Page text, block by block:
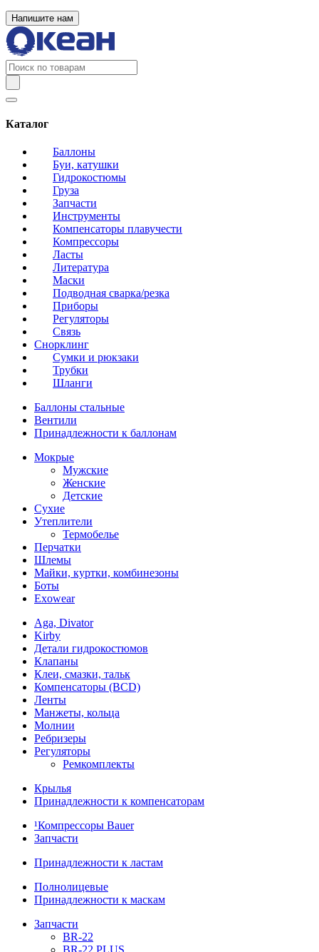
Напишите нам
Каталог
Баллоны
Буи, катушки
Гидрокостюмы
Груза
Запчасти
Инструменты
Компенсаторы плавучести
Компрессоры
Ласты
Литература
Маски
Подводная сварка/резка
Приборы
Регуляторы
Связь
Снорклинг
Сумки и рюкзаки
Трубки
Шланги
Баллоны стальные
Вентили
Принадлежности к баллонам
Мокрые
Мужские
Женские
Детские
Сухие
Утеплители
Термобелье
Перчатки
Шлемы
Майки, куртки, комбинезоны
Боты
Exowear
Aga, Divator
Kirby
Детали гидрокостюмов
Клапаны
Клеи, смазки, тальк
Компенсаторы (BCD)
Ленты
Манжеты, кольца
Молнии
Ребризеры
Регуляторы
Ремкомплекты
Крылья
Принадлежности к компенсаторам
¹Компрессоры Bauer
Запчасти
Принадлежности к ластам
Полнолицевые
Принадлежности к маскам
Запчасти
BR-22